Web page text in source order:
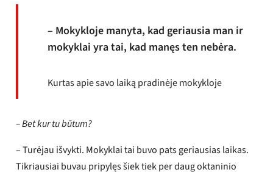
– Mokykloje manyta, kad geriausia man ir
mokyklai yra tai, kad manęs ten nebėra.
Kurtas apie savo laiką pradinėje mokykloje
– Bet kur tu būtum?
– Turėjau išvykti. Mokyklai tai buvo pats geriausias laikas.
Tikriausiai buvau pripylęs šiek tiek per daug oktaninio